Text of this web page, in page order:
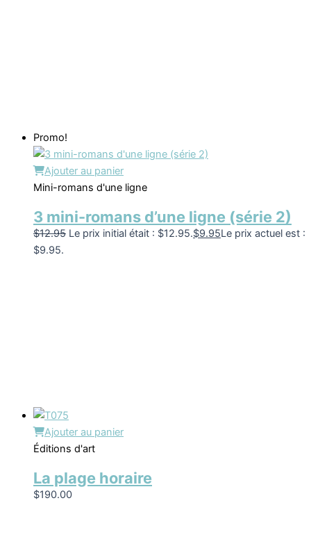
Promo!
Ajouter au panier
Mini-romans d'une ligne
3 mini-romans d’une ligne (série 2)
$12.95 Le prix initial était : $12.95.$9.95Le prix actuel est :
$9.95.
Ajouter au panier
Éditions d'art
La plage horaire
$190.00